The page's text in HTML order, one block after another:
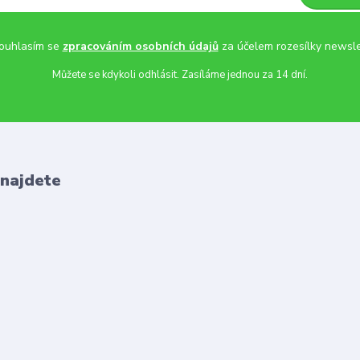
se zpracováním osobních údajůza účelem rozesílky
Můžete se kdykoli odhlásit. Zasíláme jednou za 14 dní.